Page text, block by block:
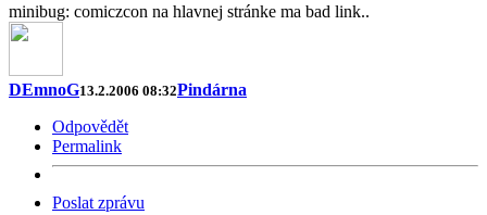
minibug: comiczcon na hlavnej stránke ma bad link..
DEmnoG13.2.2006 08:32Pindárna
Odpovědět
Permalink
Poslat zprávu